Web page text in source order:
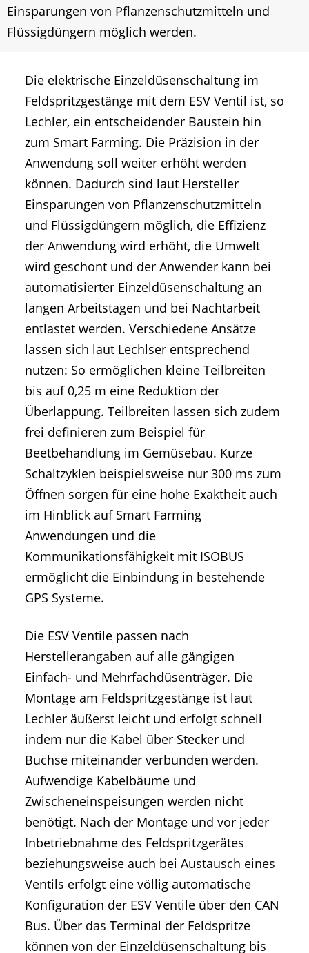
Einsparungen von Pflanzenschutzmitteln und
Flüssigdüngern möglich werden.
Die elektrische Einzeldüsenschaltung im
Feldspritzgestänge mit dem ESV Ventil ist, so
Lechler, ein entscheidender Baustein hin
zum Smart Farming. Die Präzision in der
Anwendung soll weiter erhöht werden
können. Dadurch sind laut Hersteller
Einsparungen von Pflanzenschutzmitteln
und Flüssigdüngern möglich, die Effizienz
der Anwendung wird erhöht, die Umwelt
wird geschont und der Anwender kann bei
automatisierter Einzeldüsenschaltung an
langen Arbeitstagen und bei Nachtarbeit
entlastet werden. Verschiedene Ansätze
lassen sich laut Lechlser entsprechend
nutzen: So ermöglichen kleine Teilbreiten
bis auf 0,25 m eine Reduktion der
Überlappung. Teilbreiten lassen sich zudem
frei definieren zum Beispiel für
Beetbehandlung im Gemüsebau. Kurze
Schaltzyklen beispielsweise nur 300 ms zum
Öffnen sorgen für eine hohe Exaktheit auch
im Hinblick auf Smart Farming
Anwendungen und die
Kommunikationsfähigkeit mit ISOBUS
ermöglicht die Einbindung in bestehende
GPS Systeme.
Die ESV Ventile passen nach
Herstellerangaben auf alle gängigen
Einfach- und Mehrfachdüsenträger. Die
Montage am Feldspritzgestänge ist laut
Lechler äußerst leicht und erfolgt schnell
indem nur die Kabel über Stecker und
Buchse miteinander verbunden werden.
Aufwendige Kabelbäume und
Zwischeneinspeisungen werden nicht
benötigt. Nach der Montage und vor jeder
Inbetriebnahme des Feldspritzgerätes
beziehungsweise auch bei Austausch eines
Ventils erfolgt eine völlig automatische
Konfiguration der ESV Ventile über den CAN
Bus. Über das Terminal der Feldspritze
können von der Einzeldüsenschaltung bis